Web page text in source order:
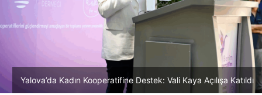
Yalova’da Kadın Kooperatifine Destek: Vali Kaya Açılışa Katıldı